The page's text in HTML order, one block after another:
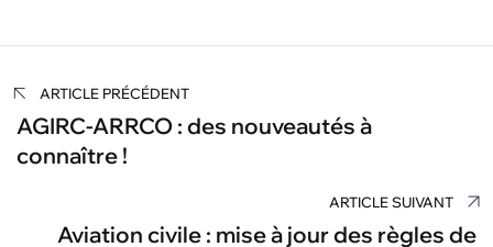
Navigation
de
l’article
ARTICLE PRÉCÉDENT
AGIRC-ARRCO : des nouveautés à
connaître !
ARTICLE SUIVANT
Aviation civile : mise à jour des règles de